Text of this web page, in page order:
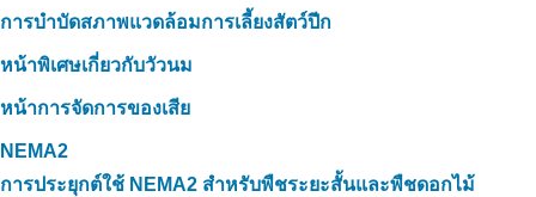
การบำบัดสภาพแวดล้อมการเลี้ยงสัตว์ปีก
หน้าพิเศษเกี่ยวกับวัวนม
หน้าการจัดการของเสีย
NEMA2
การประยุกต์ใช้ NEMA2 สำหรับพืชระยะสั้นและพืชดอกไม้